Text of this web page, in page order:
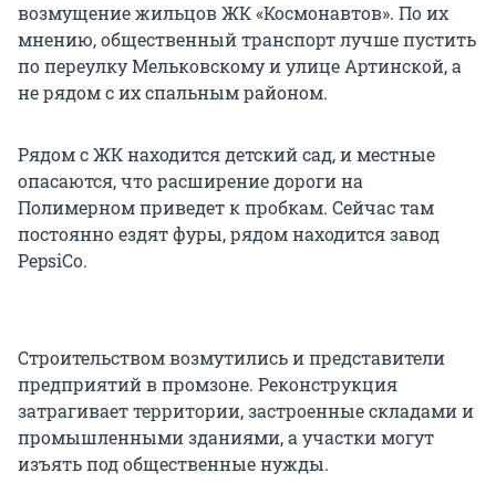
возмущение жильцов ЖК «Космонавтов». По их
мнению, общественный транспорт лучше пустить
по переулку Мельковскому и улице Артинской, а
не рядом с их спальным районом.
Рядом с ЖК находится детский сад, и местные
опасаются, что расширение дороги на
Полимерном приведет к пробкам. Сейчас там
постоянно ездят фуры, рядом находится завод
PepsiCo.
Строительством возмутились и представители
предприятий в промзоне. Реконструкция
затрагивает территории, застроенные складами и
промышленными зданиями, а участки могут
изъять под общественные нужды.